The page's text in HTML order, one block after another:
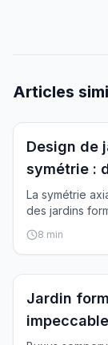
Articles
Inspiration
Design de
symétrie :
La symétrie
des jardins
avant
8 min
Inspiration
Jardin